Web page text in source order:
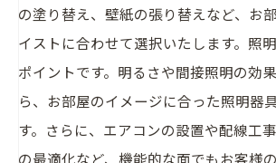
の塗り替え、壁紙の張り替えなど、お
イストに合わせて選択いたします。照
ポイントです。明るさや間接照明の効
ら、お部屋のイメージに合った照明器
す。さらに、エアコンの設置や配線工
の最適化など、機能的な面でもお客様